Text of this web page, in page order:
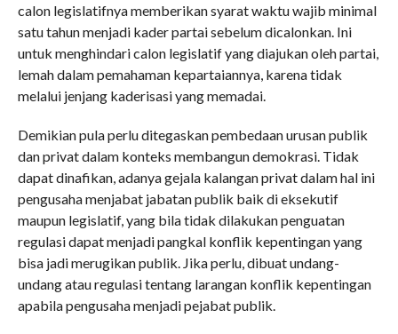
calon legislatifnya memberikan syarat waktu wajib minimal
satu tahun menjadi kader partai sebelum dicalonkan. Ini
untuk menghindari calon legislatif yang diajukan oleh partai,
lemah dalam pemahaman kepartaiannya, karena tidak
melalui jenjang kaderisasi yang memadai.
Demikian pula perlu ditegaskan pembedaan urusan publik
dan privat dalam konteks membangun demokrasi. Tidak
dapat dinafikan, adanya gejala kalangan privat dalam hal ini
pengusaha menjabat jabatan publik baik di eksekutif
maupun legislatif, yang bila tidak dilakukan penguatan
regulasi dapat menjadi pangkal konflik kepentingan yang
bisa jadi merugikan publik. Jika perlu, dibuat undang-
undang atau regulasi tentang larangan konflik kepentingan
apabila pengusaha menjadi pejabat publik.